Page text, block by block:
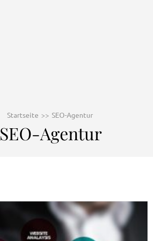
Startseite >> SEO-Agentur
SEO-Agentur